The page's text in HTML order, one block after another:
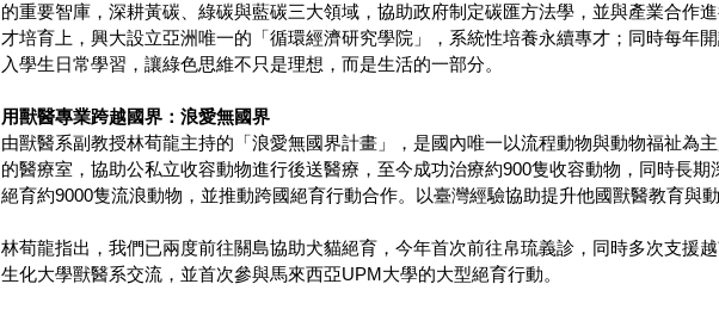
的重要智庫，深耕黃碳、綠碳與藍碳三大領域，協助政府制定碳匯方法學，並與產業合作
才培育上，興大設立亞洲唯一的「循環經濟研究學院」，系統性培養永續專才；同時每年
入學生日常學習，讓綠色思維不只是理想，而是生活的一部分。
用獸醫專業跨越國界：浪愛無國界
由獸醫系副教授林荀龍主持的「浪愛無國界計畫」，是國內唯一以流程動物與動物福祉為
的醫療室，協助公私立收容動物進行後送醫療，至今成功治療約900隻收容動物，同時長
絕育約9000隻流浪動物，並推動跨國絕育行動合作。以臺灣經驗協助提升他國獸醫教育與
林荀龍指出，我們已兩度前往關島協助犬貓絕育，今年首次前往帛琉義診，同時多次支援
生化大學獸醫系交流，並首次參與馬來西亞UPM大學的大型絕育行動。